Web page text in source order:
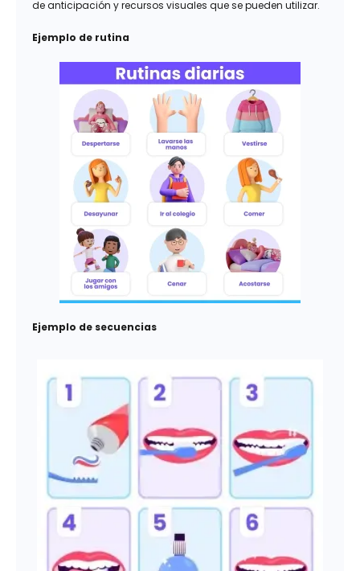
de anticipación y recursos visuales que se pueden utilizar.
Ejemplo de rutina
Ejemplo de secuencias